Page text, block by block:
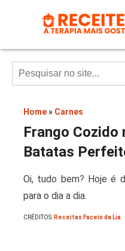
Doces e
Air Fryer
Lanches
Bolos
Pães
Home » Carnes
Frango Cozido
Batatas
Oi, tudo bem? Hoje é
para o dia a dia.
CRÉDITOS: Receitas Faceis da Lia